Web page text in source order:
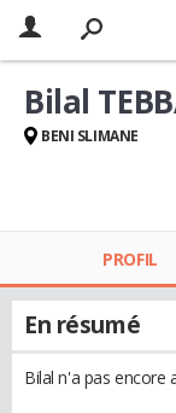
Bilal
BENI SLIMANE
PROFIL
En résumé
Bilal n'a pas encore